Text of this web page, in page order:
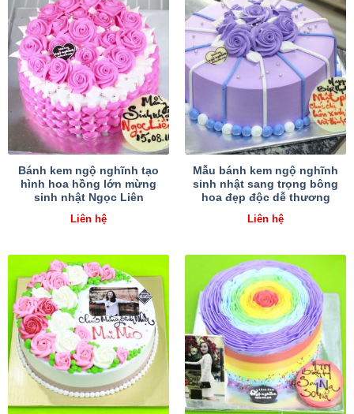
Bánh kem ngộ nghĩnh tạo
hình hoa hồng lớn mừng
sinh nhật Ngọc Liên
Liên hệ
Mẫu bánh kem ngộ nghĩnh
sinh nhật sang trọng bông
hoa đẹp độc dễ thương
Liên hệ